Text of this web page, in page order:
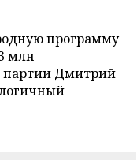
программу
млн
партии Дмитрий